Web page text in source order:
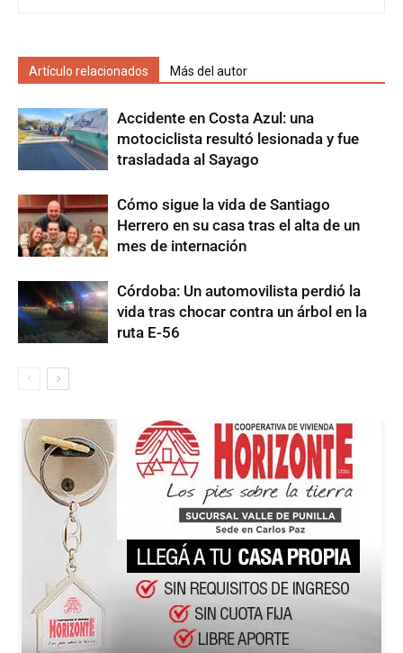
Artículo relacionados Más del autor
Accidente en Costa Azul: una
motociclista resultó lesionada y fue
trasladada al Sayago
Cómo sigue la vida de Santiago
Herrero en su casa tras el alta de un
mes de internación
Córdoba: Un automovilista perdió la
vida tras chocar contra un árbol en la
ruta E-56